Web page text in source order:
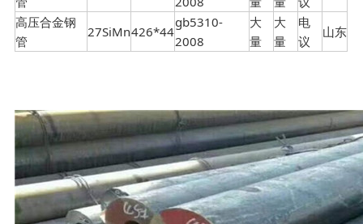
高压合金钢
管
27SiMn426*44
gb5310-
2008
大
量
大
量
电
议
山东